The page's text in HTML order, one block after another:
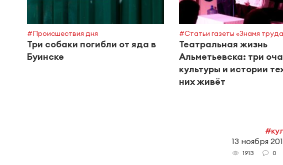
#Происшествия дня
Три собаки погибли от яда в
Буинске
#Статьи газеты «Знамя
Театральная жизнь
Альметьевска: три
культуры и истории
них живёт
13 ноября
1913 0